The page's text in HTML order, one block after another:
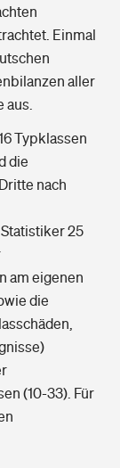
Einmal
aller
aus.
Typklassen
die
nach
25
am eigenen
die
(10-33). Für